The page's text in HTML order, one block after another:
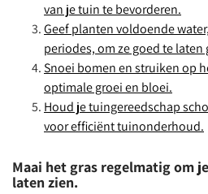
van je tuin te bevorderen.
Geef planten voldoende
periodes, om ze goed te laten
Snoei bomen en struiken op
optimale groei en bloei.
Houd je tuingereedschap
voor efficiënt tuinonderhoud.
Maai het gras regelmatig om
laten zien.